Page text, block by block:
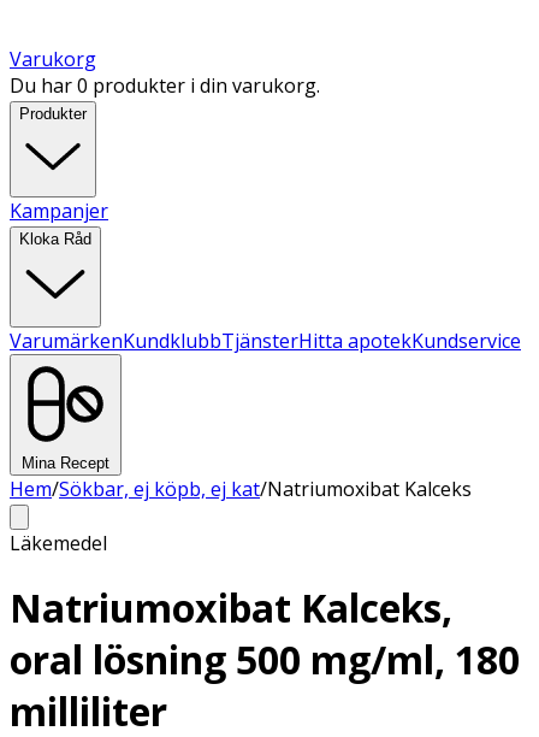
Varukorg
Du har 0 produkter i din varukorg.
Produkter
Kampanjer
Kloka Råd
VarumärkenKundklubbTjänsterHitta apotekKundservice
Mina Recept
Hem/Sökbar, ej köpb, ej kat/Natriumoxibat Kalceks
Läkemedel
Natriumoxibat Kalceks,
oral lösning 500 mg/ml, 180
milliliter